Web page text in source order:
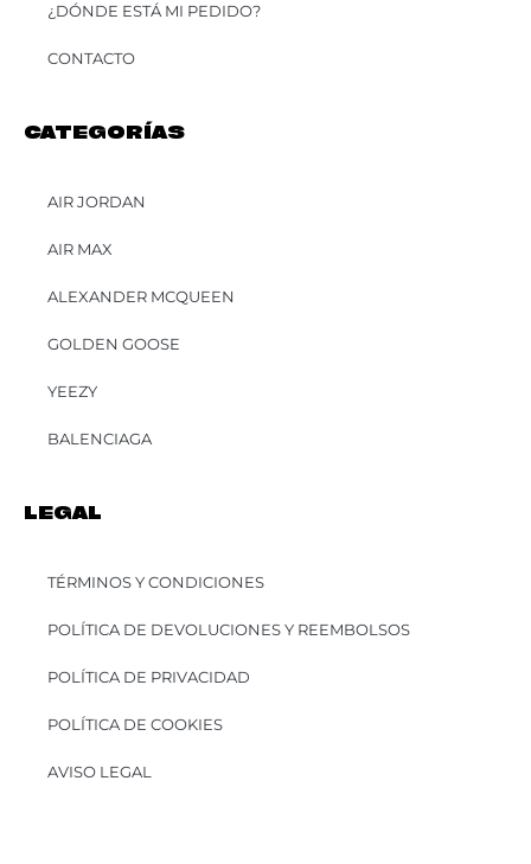
¿DÓNDE ESTÁ MI PEDIDO?
CONTACTO
CATEGORÍAS
AIR JORDAN
AIR MAX
ALEXANDER MCQUEEN
GOLDEN GOOSE
YEEZY
BALENCIAGA
LEGAL
TÉRMINOS Y CONDICIONES
POLÍTICA DE DEVOLUCIONES Y REEMBOLSOS
POLÍTICA DE PRIVACIDAD
POLÍTICA DE COOKIES
AVISO LEGAL